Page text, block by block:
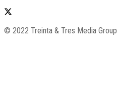
© 2022 Treinta & Tres Media Group